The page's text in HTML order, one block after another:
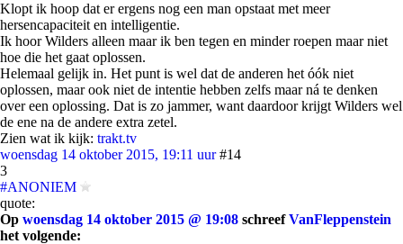
Klopt ik hoop dat er ergens nog een man opstaat met meer
hersencapaciteit en intelligentie.
Ik hoor Wilders alleen maar ik ben tegen en minder roepen maar niet
hoe die het gaat oplossen.
Helemaal gelijk in. Het punt is wel dat de anderen het óók niet
oplossen, maar ook niet de intentie hebben zelfs maar ná te denken
over een oplossing. Dat is zo jammer, want daardoor krijgt Wilders wel
de ene na de andere extra zetel.
Zien wat ik kijk: trakt.tv
woensdag 14 oktober 2015, 19:11 uur #14
3
#ANONIEM
quote:
Op woensdag 14 oktober 2015 @ 19:08 schreefVanFleppenstein
het volgende: